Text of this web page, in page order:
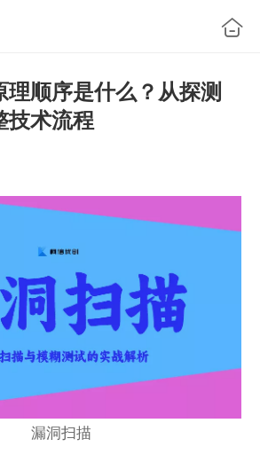
理顺序是什么？从探测
技术流程
漏洞扫描